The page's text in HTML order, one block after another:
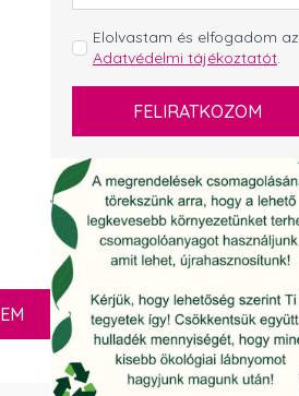
GDPR
*
Elolvastam és elfogadom az
Adatvédelmi tájékoztatót.
FELIRATKOZOM